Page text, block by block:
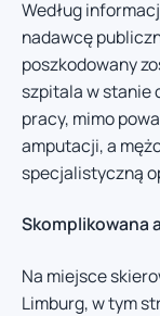
Według
nadawcę
poszkodowany
szpitala w stanie
pracy, mimo
amputacji, a
specjalistyczną
Skomplikowana
Na miejsce
Limburg, w tym